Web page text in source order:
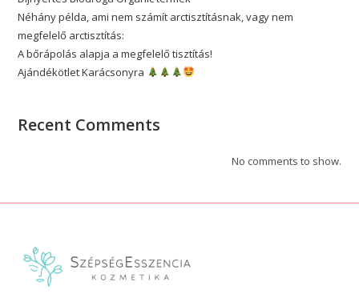
Néhány példa, ami nem számít arctisztításnak, vagy nem
megfelelő arctisztítás:
A bőrápolás alapja a megfelelő tisztítás!
Ajándékötlet Karácsonyra
Recent Comments
No comments to show.